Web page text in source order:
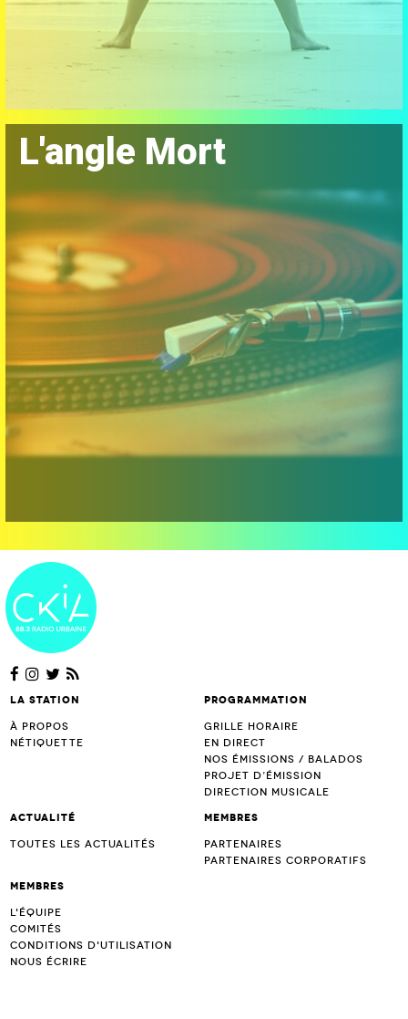
L'angle Mort
La station
À propos
Nétiquette
Programmation
Grille horaire
En direct
Nos émissions / Balados
Projet d’Émission
Direction musicale
Actualité
Toutes les actualités
Membres
Partenaires
Partenaires corporatifs
Membres
L'équipe
Comités
Conditions d'utilisation
Nous écrire